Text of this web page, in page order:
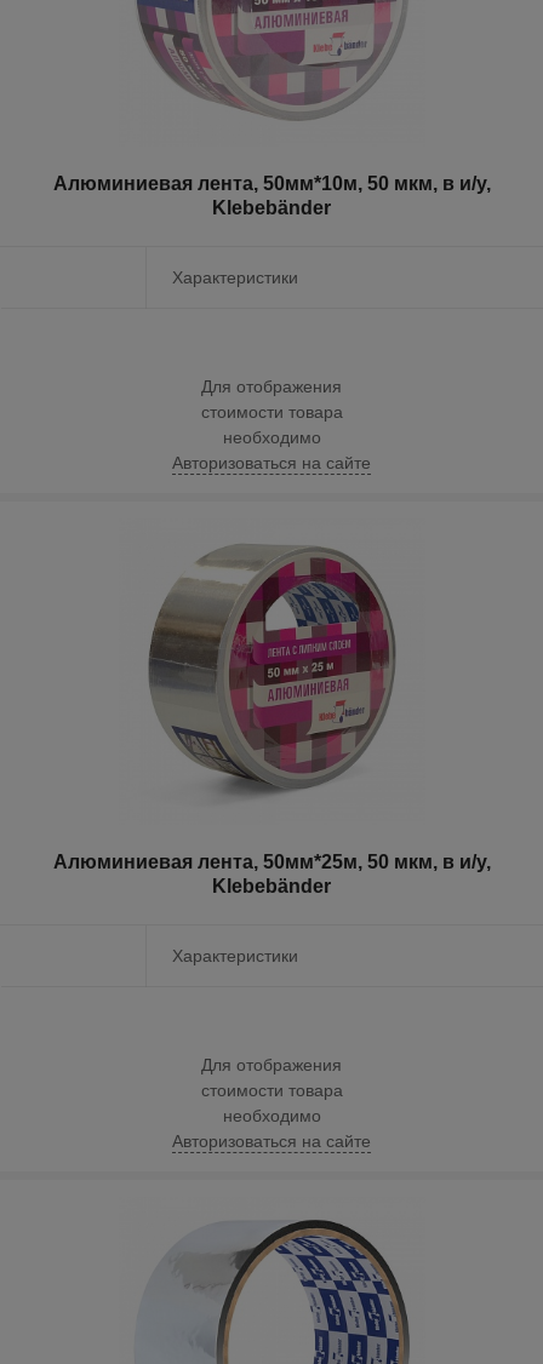
Алюминиевая лента, 50мм*10м, 50 мкм, в и/у,
Klebebänder
Характеристики
Для отображения
стоимости товара
необходимо
Авторизоваться на сайте
Алюминиевая лента, 50мм*25м, 50 мкм, в и/у,
Klebebänder
Характеристики
Для отображения
стоимости товара
необходимо
Авторизоваться на сайте